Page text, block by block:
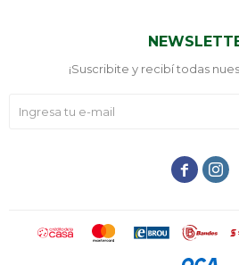
¡Suscribite y recibí todas
 